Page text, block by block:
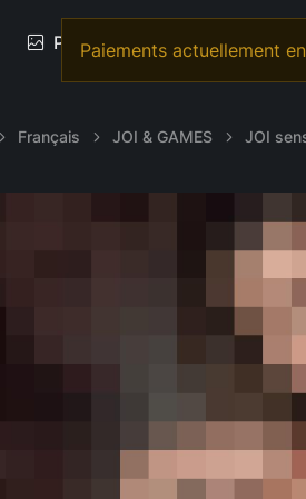
Paiements actuellement
Photos Vidéos
Français JOI & GAMES JOI